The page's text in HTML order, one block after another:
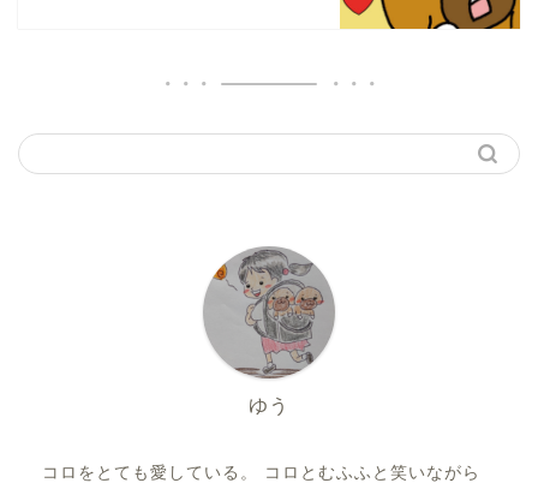
ゆう
コロをとても愛している。 コロとむふふと笑いながら